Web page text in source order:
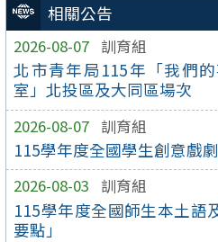
相關公告
2026-08-07 訓育組
北市青年局115年「我們
室」北投區及大同區場次
2026-08-07 訓育組
115學年度全國學生創意戲
2026-08-03 訓育組
115學年度全國師生本土語
要點」